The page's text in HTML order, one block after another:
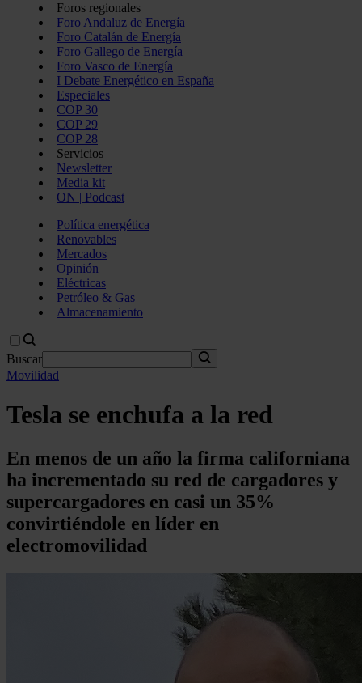
Foros regionales
Foro Andaluz de Energía
Foro Catalán de Energía
Foro Gallego de Energía
Foro Vasco de Energía
I Debate Energético en España
Especiales
COP 30
COP 29
COP 28
Servicios
Newsletter
Media kit
ON | Podcast
Política energética
Renovables
Mercados
Opinión
Eléctricas
Petróleo & Gas
Almacenamiento
Buscar
Movilidad
Tesla se enchufa a la red
En menos de un año la firma californiana
ha incrementado su red de cargadores y
supercargadores en casi un 35%
convirtiéndole en líder en
electromovilidad